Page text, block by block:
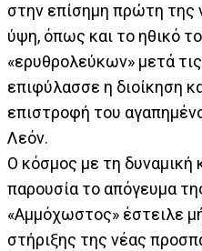
στην επίσημη πρώτη της
ύψη, όπως και το ηθικό
«ερυθρολεύκων» μετά
επιφύλασσε η διοίκηση
επιστροφή του
Λεόν.
Ο κόσμος με τη δυναμική
παρουσία το απόγευμα
«Αμμόχωστος» έστειλε
στήριξης της νέας